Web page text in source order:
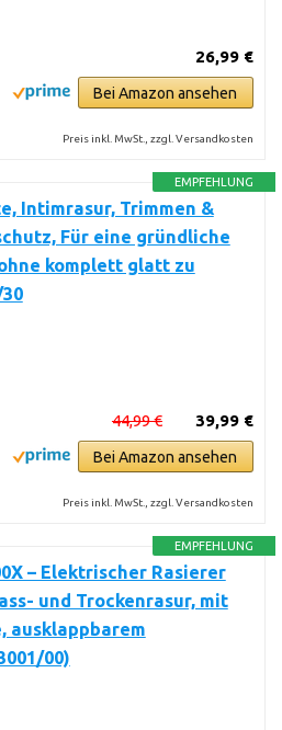
26,99 €
Bei Amazon ansehen
Preis inkl. MwSt., zzgl. Versandkosten
EMPFEHLUNG
Intimrasur, Trimmen &
Für eine gründliche
komplett glatt zu
39,99 €
44,99 €
Bei Amazon ansehen
Preis inkl. MwSt., zzgl. Versandkosten
EMPFEHLUNG
– Elektrischer Rasierer
und Trockenrasur, mit
ausklappbarem
00)